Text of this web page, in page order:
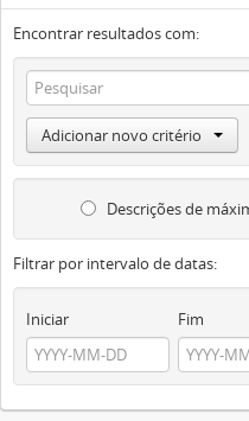
Encontrar resultados com:
Adicionar novo critério
Descrições de
Filtrar por intervalo de datas:
Iniciar Fim